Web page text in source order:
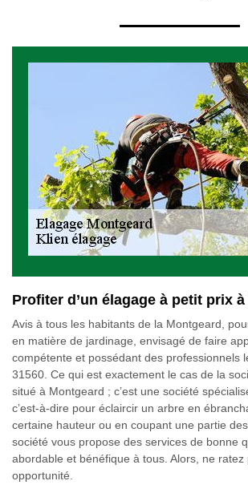
Profiter d’un élagage à petit prix
Avis à tous les habitants de la Montgeard,
en matière de jardinage, envisagé de faire
compétente et possédant des professionnels
31560. Ce qui est exactement le cas de la
situé à Montgeard ; c’est une société
c’est-à-dire pour éclaircir un arbre en
certaine hauteur ou en coupant une partie
société vous propose des services de bonne
abordable et bénéfique à tous. Alors, ne ratez
opportunité.